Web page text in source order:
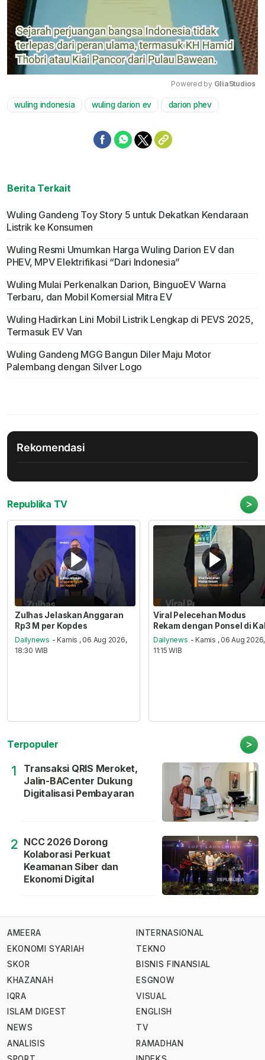
Mute
Powered by GliaStudios
wuling indonesia wuling darion ev darion phev
Berita Terkait
Wuling Gandeng Toy Story 5 untuk Dekatkan Kendaraan
Listrik ke Konsumen
Wuling Resmi Umumkan Harga Wuling Darion EV dan
PHEV, MPV Elektrifikasi “Dari Indonesia”
Wuling Mulai Perkenalkan Darion, BinguoEV Warna
Terbaru, dan Mobil Komersial Mitra EV
Wuling Hadirkan Lini Mobil Listrik Lengkap di PEVS 2025,
Termasuk EV Van
Wuling Gandeng MGG Bangun Diler Maju Motor
Palembang dengan Silver Logo
Rekomendasi
Republika TV >
Zulhas Jelaskan Anggaran
Rp3 M per Kopdes
Dailynews - Kamis , 06 Aug 2026,
18:30 WIB
Viral Pelecehan Modus
Rekam dengan Ponsel di
Dailynews - Kamis , 06 Aug 2026,
11:15 WIB
Terpopuler >
1
Transaksi QRIS Meroket,
Jalin-BACenter Dukung
Digitalisasi Pembayaran
2 NCC 2026 Dorong
Kolaborasi Perkuat
Keamanan Siber dan
Ekonomi Digital
AMEERA
EKONOMI SYARIAH
SKOR
KHAZANAH
IQRA
ISLAM DIGEST
NEWS
ANALISIS
INTERNASIONAL
TEKNO
BISNIS FINANSIAL
ESGNOW
VISUAL
ENGLISH
TV
RAMADHAN